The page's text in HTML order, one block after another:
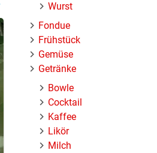
Wurst
Fondue
Frühstück
Gemüse
Getränke
Bowle
Cocktail
Kaffee
Likör
Milch